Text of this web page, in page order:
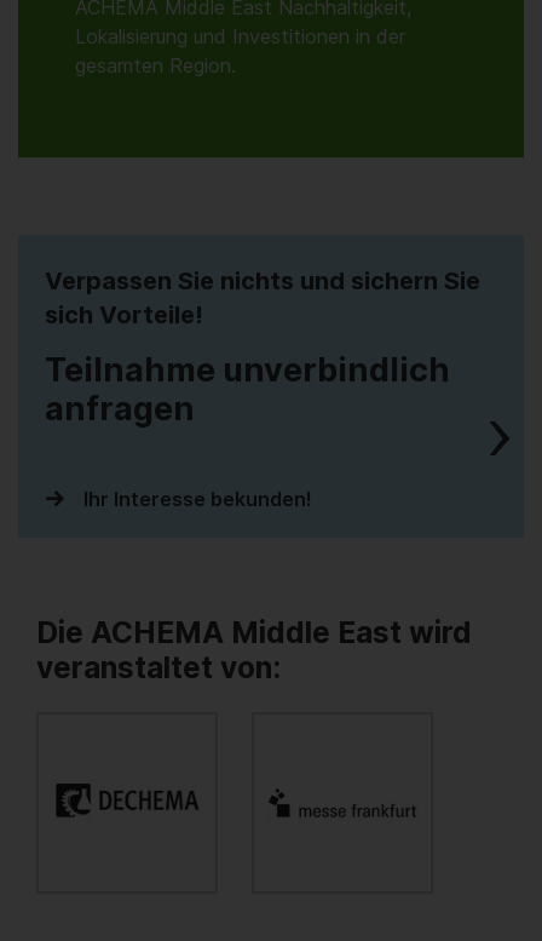
ACHEMA Middle East Nachhaltigkeit,
Lokalisierung und Investitionen in der
gesamten Region.
Verpassen Sie nichts und sichern Sie
sich Vorteile!
Teilnahme unverbindlich
anfragen
Ihr Interesse bekunden!
Die ACHEMA Middle East wird
veranstaltet von: